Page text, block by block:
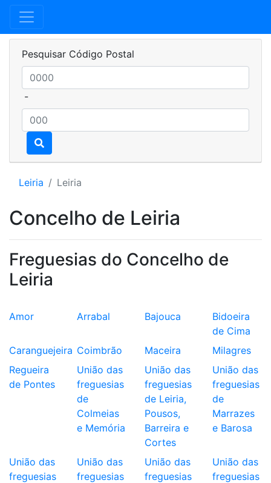
Pesquisar Código Postal
-
Leiria Leiria
Concelho de Leiria
Freguesias do Concelho de
Leiria
Amor Arrabal Bajouca
Bidoeira
de Cima
Caranguejeira Coimbrão Maceira
Milagres
Regueira
de Pontes
União das
freguesias
de
Colmeias
e Memória
União das
freguesias
de Leiria,
Pousos,
Barreira e
Cortes
União das
freguesias
de
Marrazes
e Barosa
União das
freguesias
União das
freguesias
União das
freguesias
União das
freguesias